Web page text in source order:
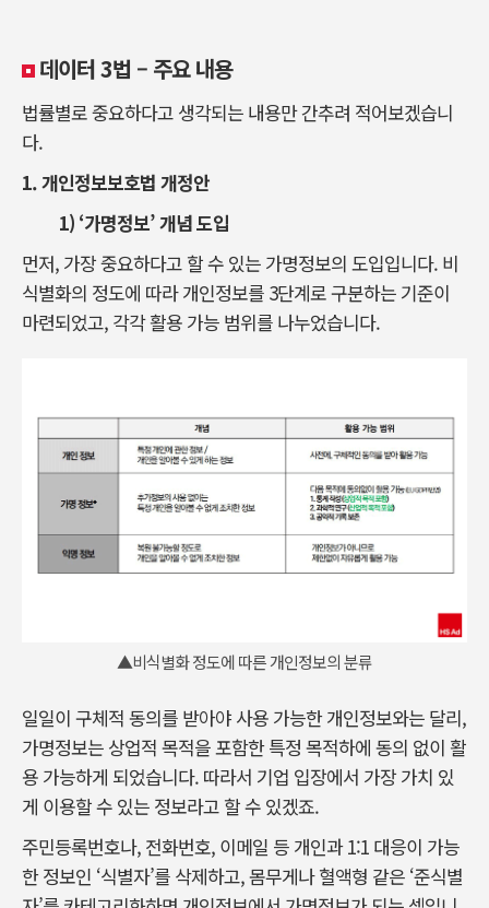
데이터 3법 – 주요 내용
법률별로 중요하다고 생각되는 내용만 간추려 적어보겠습니
다.
1.개인정보보호법 개정안
1) ‘가명정보’ 개념 도입
먼저, 가장 중요하다고 할 수 있는 가명정보의 도입입니다. 비
식별화의 정도에 따라 개인정보를 3단계로 구분하는 기준이
마련되었고, 각각 활용 가능 범위를 나누었습니다.
▲비식별화 정도에 따른 개인정보의 분류
일일이 구체적 동의를 받아야 사용 가능한 개인정보와는 달리,
가명정보는 상업적 목적을 포함한 특정 목적하에 동의 없이 활
용 가능하게 되었습니다. 따라서 기업 입장에서 가장 가치 있
게 이용할 수 있는 정보라고 할 수 있겠죠.
주민등록번호나, 전화번호, 이메일 등 개인과 1:1 대응이 가능
한 정보인 ‘식별자’를 삭제하고, 몸무게나 혈액형 같은 ‘준식별